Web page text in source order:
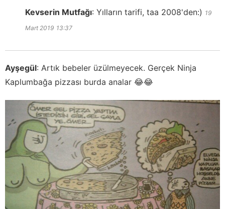
Kevserin Mutfağı: Yılların tarifi, taa 2008'den:) 19
Mart 2019 13:37
Ayşegül: Artık bebeler üzülmeyecek. Gerçek Ninja
Kaplumbağa pizzası burda analar 😂😂